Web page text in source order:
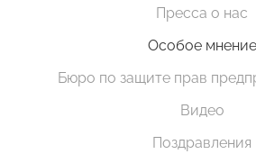
Пресса о нас
Особое мнение
Бюро по защите прав
Видео
Поздравления